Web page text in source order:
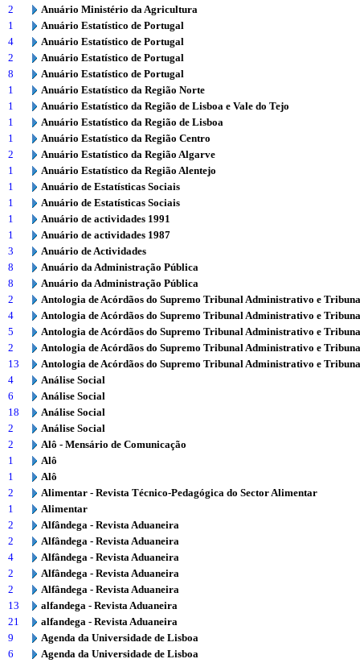
2
Anuário Ministério da Agricultura
1
Anuário Estatístico de Portugal
4
Anuário Estatístico de Portugal
2
Anuário Estatístico de Portugal
8
Anuário Estatístico de Portugal
1
Anuário Estatístico da Região Norte
1
Anuário Estatístico da Região de Lisboa e Vale do Tejo
1
Anuário Estatístico da Região de Lisboa
1
Anuário Estatístico da Região Centro
2
Anuário Estatístico da Região Algarve
1
Anuário Estatístico da Região Alentejo
1
Anuário de Estatísticas Sociais
1
Anuário de Estatísticas Sociais
1
Anuário de actividades 1991
1
Anuário de actividades 1987
3
Anuário de Actividades
8
Anuário da Administração Pública
8
Anuário da Administração Pública
2
Antologia de Acórdãos do Supremo Tribunal Administrativo e
4
Antologia de Acórdãos do Supremo Tribunal Administrativo e
5
Antologia de Acórdãos do Supremo Tribunal Administrativo e
2
Antologia de Acórdãos do Supremo Tribunal Administrativo e
13
Antologia de Acórdãos do Supremo Tribunal Administrativo e
4
Análise Social
6
Análise Social
18
Análise Social
2
Análise Social
2
Alô - Mensário de Comunicação
1
Alô
1
Alô
2
Alimentar - Revista Técnico-Pedagógica do Sector Alimentar
1
Alimentar
2
Alfândega - Revista Aduaneira
2
Alfândega - Revista Aduaneira
4
Alfândega - Revista Aduaneira
2
Alfândega - Revista Aduaneira
2
Alfândega - Revista Aduaneira
13
alfandega - Revista Aduaneira
21
alfandega - Revista Aduaneira
9
Agenda da Universidade de Lisboa
6
Agenda da Universidade de Lisboa